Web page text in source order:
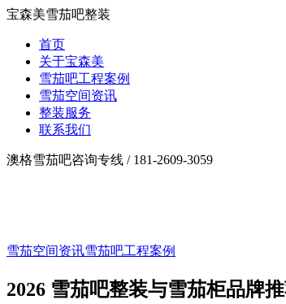
宝森美雪茄吧整装
首页
关于宝森美
雪茄吧工程案例
雪茄空间资讯
整装服务
联系我们
澳格雪茄吧咨询专线 / 181-2609-3059
雪茄空间资讯雪茄吧工程案例
2026 雪茄吧整装与雪茄柜品牌